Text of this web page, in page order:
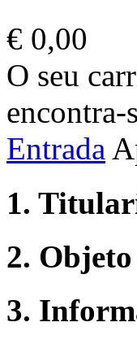
€ 0,00
O seu
encontra-
Entrada
1.
2.
3.